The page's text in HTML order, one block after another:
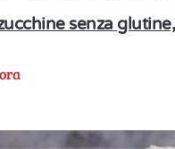
senza